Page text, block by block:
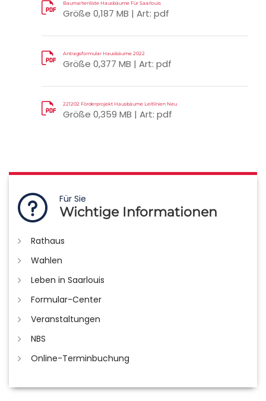
Baumartenliste Hausbäume Für Saarlouis
Größe 0,187 MB | Art: pdf
Antragsformular Hausbäume 2022
Größe 0,377 MB | Art: pdf
221202 Förderprojekt Hausbäume Leitlinien Neu
Größe 0,359 MB | Art: pdf
Für Sie
Wichtige Informationen
Rathaus
Wahlen
Leben in Saarlouis
Formular-Center
Veranstaltungen
NBS
Online-Terminbuchung